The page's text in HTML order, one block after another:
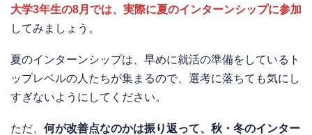
大学3年生の8月では、実際に夏のインターンシップに参加
してみましょう。
夏のインターンシップは、早めに就活の準備をしているト
ップレベルの人たちが集まるので、選考に落ちても気にし
すぎないようにしてください。
ただ、 何が改善点なのかは振り返って、秋・冬のインター